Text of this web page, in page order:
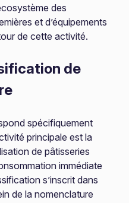
des
et d’équipements
de cette activité.
de
spécifiquement
principale est la
de pâtisseries
immédiate
s’inscrit dans
de la nomenclature